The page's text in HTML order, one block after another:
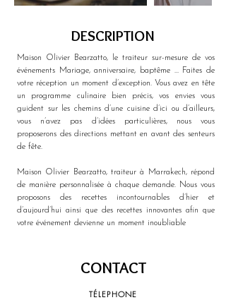
DESCRIPTION
Maison Olivier Bearzatto, le traiteur sur-mesure de vos
événements Mariage, anniversaire, baptême … Faites de
votre réception un moment d’exception. Vous avez en tête
un programme culinaire bien précis, vos envies vous
guident sur les chemins d’une cuisine d’ici ou d’ailleurs,
vous n’avez pas d’idées particulières, nous vous
proposerons des directions mettant en avant des senteurs
de fête.
Maison Olivier Bearzatto, traiteur à Marrakech, répond
de manière personnalisée à chaque demande. Nous vous
proposons des recettes incontournables d’hier et
d’aujourd’hui ainsi que des recettes innovantes afin que
votre événement devienne un moment inoubliable
TÉLEPHONE
CONTACT